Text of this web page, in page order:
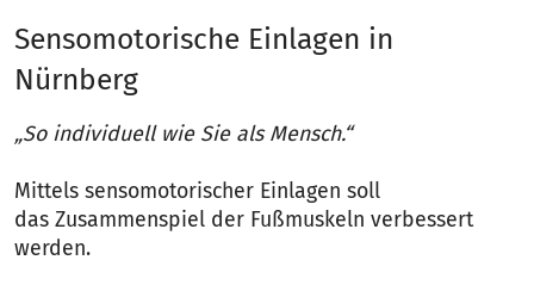
Sensomotorische Einlagen in
Nürnberg
„So individuell wie Sie als Mensch.“
Mittels sensomotorischer Einlagen soll
das Zusammenspiel der Fußmuskeln verbessert
werden.